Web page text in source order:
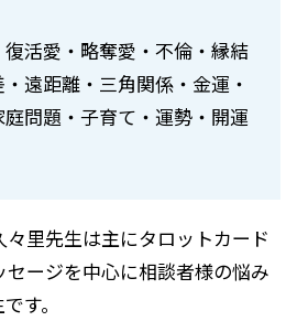
活愛・略奪愛・不倫・縁結
遠距離・三角関係・金運・
問題・子育て・運勢・開運
々里先生は主にタロットカード
ージを中心に相談者様の悩み
す。